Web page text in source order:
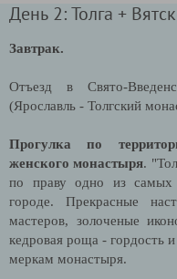
День 2: Толга +
Завтрак.
Отъезд в Свято-
(Ярославль - Толгский
Прогулка по
женского монастыря.
по праву одно из самых
городе. Прекрасные
мастеров, золоченые
кедровая роща - гордость
меркам монастыря.